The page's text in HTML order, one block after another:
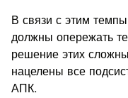
В связи с этим
должны опережать
решение этих
нацелены все
АПК.